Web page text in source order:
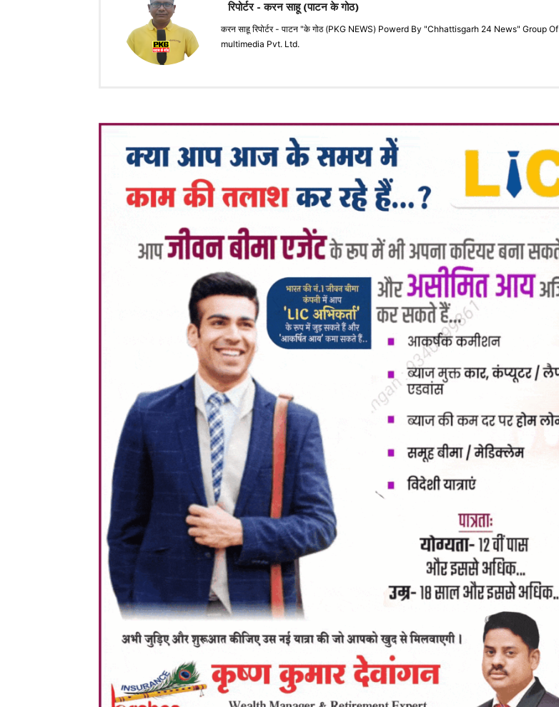
रिपोर्टर - करन साहू (पाटन के गोठ)
करन साहू रिपोर्टर - पाटन "के गोठ (PKG NEWS) Powerd By "Chhattisgarh 24 News" Group Of
multimedia Pvt. Ltd.